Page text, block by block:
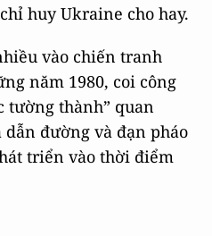
huy Ukraine cho hay.
vào chiến tranh
năm 1980, coi công
tường thành” quan
đường và đạn pháo
triển vào thời điểm